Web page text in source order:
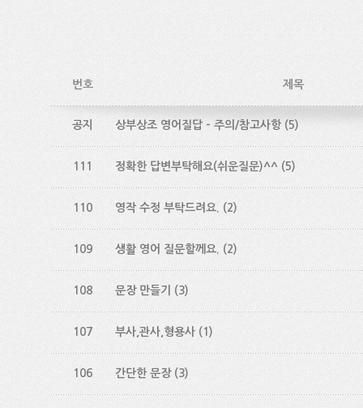
번호 제목
공지 상부상조 영어질답 - 주의/참고사항 (5)
111 정확한 답변부탁해요(쉬운질문)^^ (5)
110 영작 수정 부탁드려요. (2)
109 생활 영어 질문할께요. (2)
108 문장 만들기 (3)
107 부사,관사,형용사 (1)
106 간단한 문장 (3)